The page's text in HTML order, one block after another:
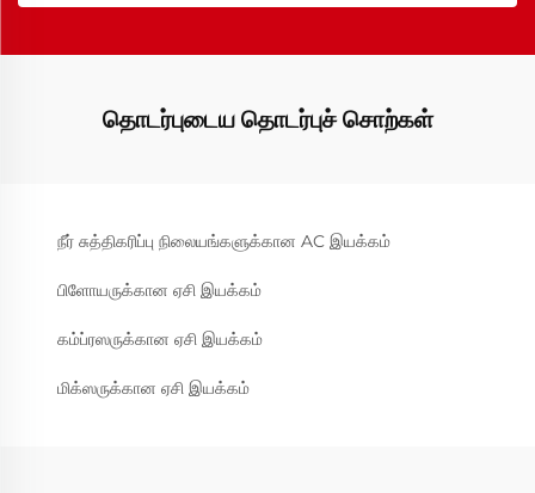
தொடர்புடைய தொடர்புச் சொற்கள்
நீர் சுத்திகரிப்பு நிலையங்களுக்கான AC இயக்கம்
பிளோயருக்கான ஏசி இயக்கம்
கம்ப்ரஸருக்கான ஏசி இயக்கம்
மிக்ஸருக்கான ஏசி இயக்கம்